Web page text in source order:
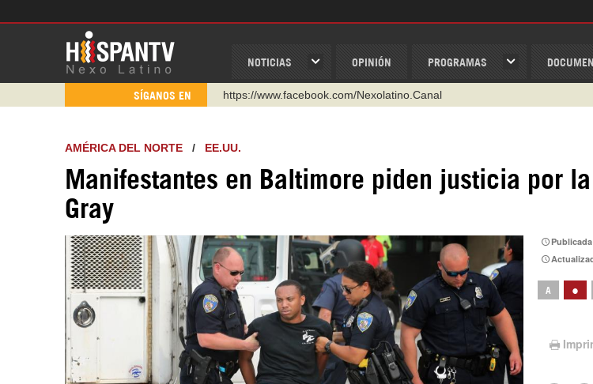
NOTICIAS OPINIÓN PROGRAMAS
SÍGANOS EN
https://www.youtube.com/@nexo_latino
https://t.me/hispantvcanal
https://urmedium.com/c/hispantv
WhatsApp y Viber: +98 921 79 29 404
https://www.facebook.com/Nexolatino.Canal
AMÉRICA DEL NORTE / EE.UU.
Manifestantes en Baltimore piden justicia por
Gray
A •